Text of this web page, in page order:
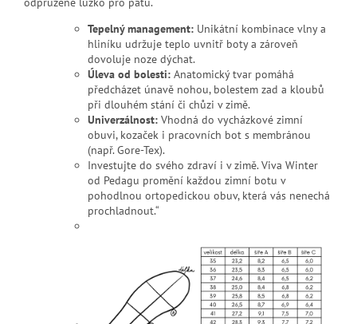
Tepelný management: Unikátní kombinace vlny a
hliníku udržuje teplo uvnitř boty a zároveň
dovoluje noze dýchat.
Úleva od bolesti: Anatomický tvar pomáhá
předcházet únavě nohou, bolestem zad a kloubů
při dlouhém stání či chůzi v zimě.
Univerzálnost: Vhodná do vycházkové zimní
obuvi, kozaček i pracovních bot s membránou
(např. Gore-Tex).
Investujte do svého zdraví i v zimě. Viva Winter
od Pedagu promění každou zimní botu v
pohodlnou ortopedickou obuv, která vás nenechá
prochladnout.“